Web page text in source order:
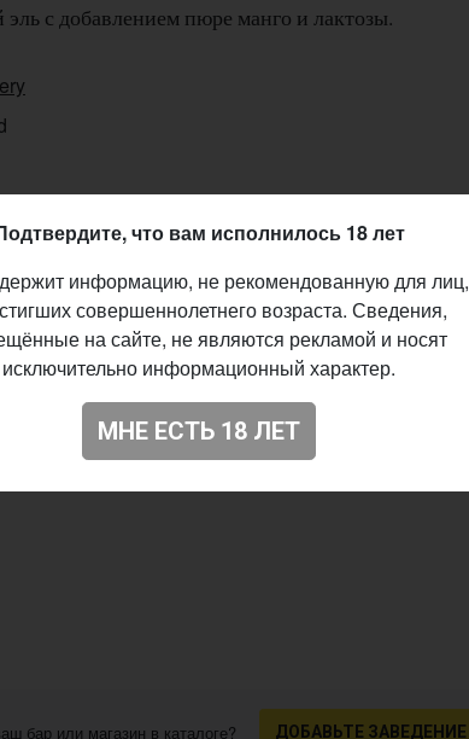
с добавлением пюре манго и лактозы.
бар или магазин в каталоге? ДОБАВЬТЕ ЗАВЕДЕНИЕ
что вам исполнилось 18 лет
информацию, не рекомендованную для лиц,
совершеннолетнего возраста. Сведения,
на сайте, не являются рекламой и носят
исключительно информационный характер.
МНЕ ЕСТЬ 18 ЛЕТ